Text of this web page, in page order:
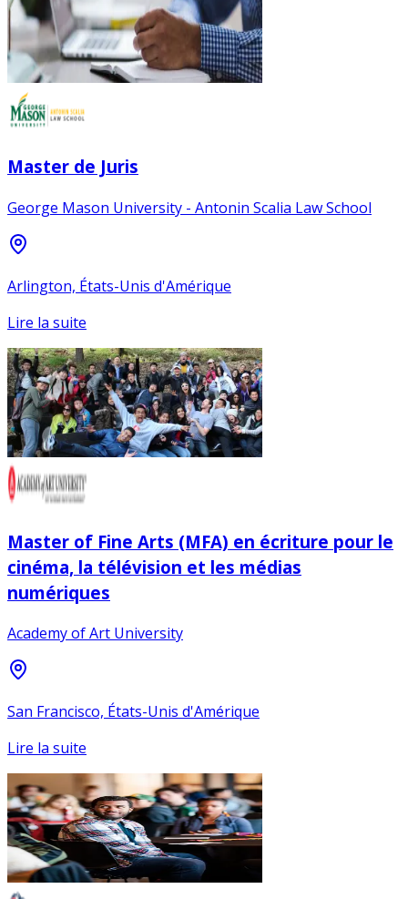
Master de Juris
George Mason University - Antonin Scalia Law School
Arlington, États-Unis d'Amérique
Lire la suite
Master of Fine Arts (MFA) en écriture pour le
cinéma, la télévision et les médias
numériques
Academy of Art University
San Francisco, États-Unis d'Amérique
Lire la suite